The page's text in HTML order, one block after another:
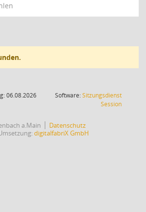
06.08.2026
Software:Sitzungsdienst
Session(Wird in
a.Main
Datenschutz
digitalfabriX GmbH